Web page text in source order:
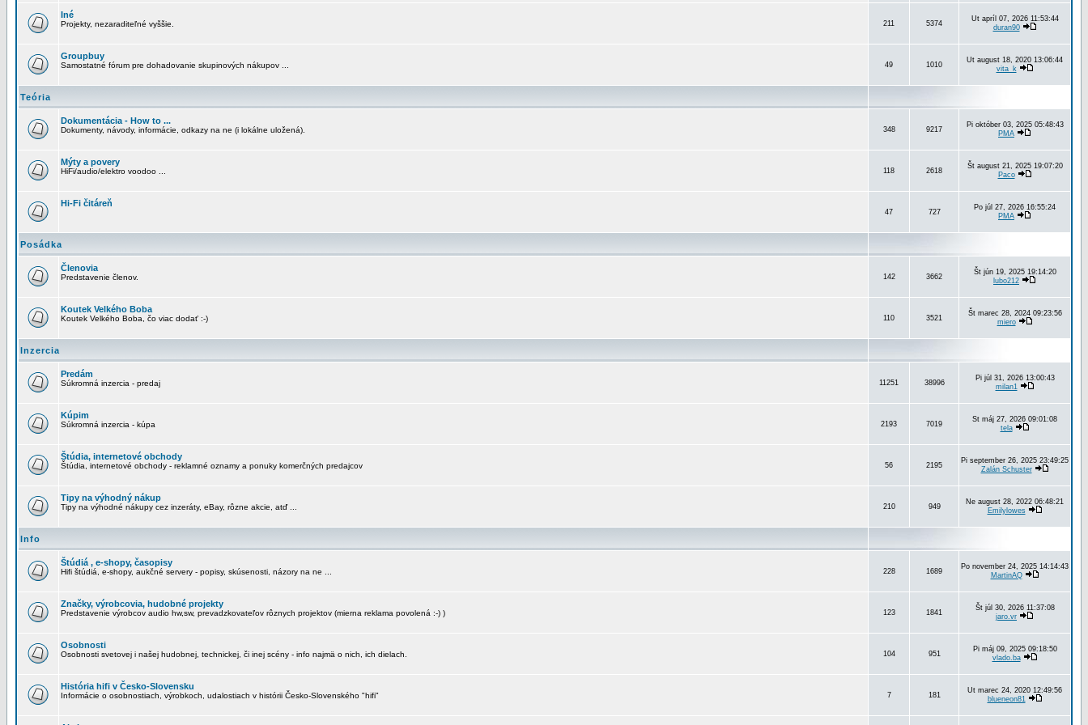
Iné
Projekty, nezaraditeľné vyššie. 211 5374
Ut apríl 07, 2026 11:53:44
duran90
Groupbuy
Samostatné fórum pre dohadovanie skupinových nákupov ... 49 1010
Ut august 18, 2020 13:06:44
vita_k
Teória
Dokumentácia - How to ...
Dokumenty, návody, informácie, odkazy na ne (i lokálne uložená). 348 9217
Pi október 03, 2025 05:48:43
PMA
Mýty a povery
HiFi/audio/elektro voodoo ... 118 2618
Št august 21, 2025 19:07:20
Paco
Hi-Fi čitáreň
47 727
Po júl 27, 2026 16:55:24
PMA
Posádka
Členovia
Predstavenie členov. 142 3662
Št jún 19, 2025 19:14:20
lubo212
Koutek Velkého Boba
Koutek Velkého Boba, čo viac dodať :-) 110 3521
Št marec 28, 2024 09:23:56
miero
Inzercia
Predám
Súkromná inzercia - predaj 11251 38996
Pi júl 31, 2026 13:00:43
milan1
Kúpim
Súkromná inzercia - kúpa 2193 7019
St máj 27, 2026 09:01:08
tela
Štúdia, internetové obchody
Štúdia, internetové obchody - reklamné oznamy a ponuky komerčných predajcov 56 2195
Pi september 26, 2025 23:49:25
Zalán Schuster
Tipy na výhodný nákup
Tipy na výhodné nákupy cez inzeráty, eBay, rôzne akcie, atď ... 210 949
Ne august 28, 2022 06:48:21
Emilylowes
Info
Štúdiá , e-shopy, časopisy
Hifi štúdiá, e-shopy, aukčné servery - popisy, skúsenosti, názory na ne ... 228 1689
Po november 24, 2025 14:14:43
MartinAQ
Značky, výrobcovia, hudobné projekty
Predstavenie výrobcov audio hw,sw, prevadzkovateľov rôznych projektov (mierna reklama povolená :-) ) 123 1841
Št júl 30, 2026 11:37:08
jaro.vr
Osobnosti
Osobnosti svetovej i našej hudobnej, technickej, či inej scény - info najmä o nich, ich dielach. 104 951
Pi máj 09, 2025 09:18:50
vlado.ba
História hifi v Česko-Slovensku
Informácie o osobnostiach, výrobkoch, udalostiach v histórii Česko-Slovenského "hifi" 7 181
Ut marec 24, 2020 12:49:56
blueneon81